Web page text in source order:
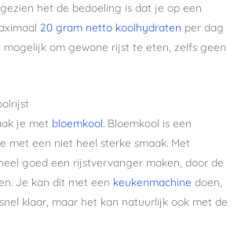
het de bedoeling is dat je op een
20 gram netto koolhydraten per dag
mogelijk om gewone rijst te eten, zelfs geen
je met bloemkool. Bloemkool is een
met een niet heel sterke smaak. Met
goed een rijstvervanger maken, door de
Je kan dit met een keukenmachine doen,
klaar, maar het kan natuurlijk ook met de